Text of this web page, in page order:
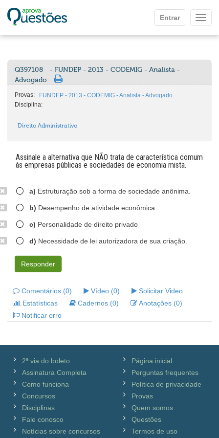
Entrar
Q397108
- FUNDEP - 2013 - CODEMIG - Analista -
Advogado
Provas:
FUNDEP - 2013 - CODEMIG - Analista - Advogado
Disciplina:
Direito Administrativo
Assinale a alternativa que NÃO trata de característica comum
às empresas públicas e sociedades de economia mista.
a) Estruturação sob a forma de sociedade anônima.
b) Desempenho de atividade econômica.
c) Personalidade de direito privado
d) Necessidade de lei autorizadora de sua criação.
Responder
Comentários (0) Vídeo (0)
Solicitar Video
Estatísticas
Cadernos (0)
Anotações (0)
Notificar erro
2ª via do boleto
Assinatura Completa
Como funciona
Concursos
Disciplinas
Fale conosco
Notícias sobre concursos
Página inicial
Perguntas frequentes
Política de privacidade
Provas
Quem somos
Questões
Termos de uso